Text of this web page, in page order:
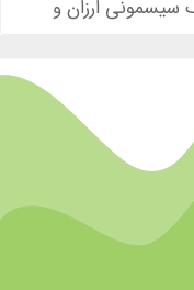
ارزان و
یک فروشگاه سیسمونی
خرید مواجه می‌شوید.
و نمی‌دانید که چه
کدام گزینه‌ها می‌توانید
چیزی ضروری است و چه
سنگین هنگام